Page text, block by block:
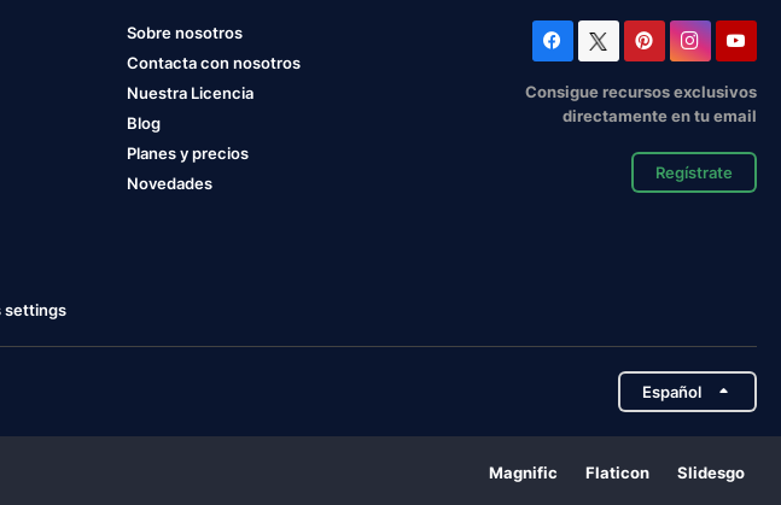
Sobre nosotros
Contacta con nosotros
Nuestra Licencia
Blog
Planes y precios
Novedades
Consigue recursos exclusivos
directamente en tu email
Regístrate
settings
Español
Magnific Flaticon Slidesgo